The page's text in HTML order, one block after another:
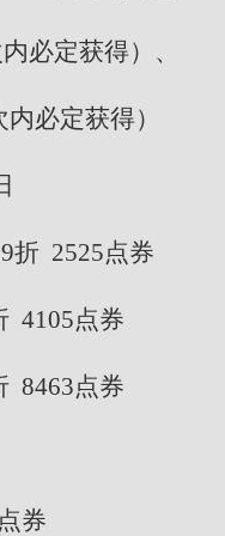
必定获得）、
必定获得）
折 2525点券
4105点券
8463点券
券